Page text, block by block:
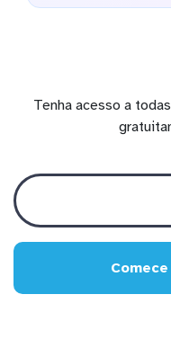
Tenha acesso a